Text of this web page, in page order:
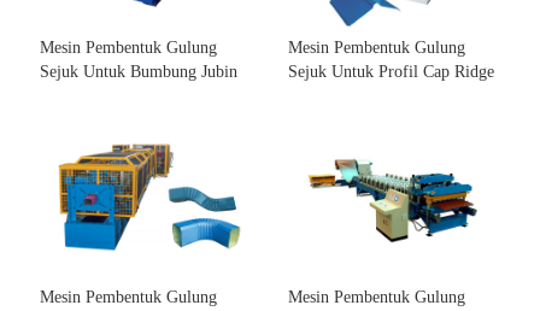
Mesin Pembentuk Gulung
Sejuk Untuk Bumbung Jubin
Mesin Pembentuk Gulung
Sejuk Untuk Profil Cap Ridge
Mesin Pembentuk Gulung
Mesin Pembentuk Gulung